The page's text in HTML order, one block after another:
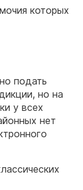
которых
подать
но на
у всех
нет